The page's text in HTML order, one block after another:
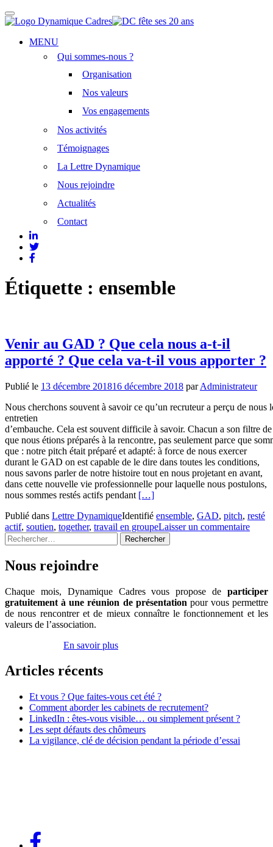
Afficher/masquer
la
Aller
MENU
Qui sommes-nous ?
Organisation
Nos valeurs
Vos engagements
Nos activités
Témoignages
La Lettre Dynamique
Nous rejoindre
Actualités
Contact
Étiquette : ensemble
Venir au GAD ? Que cela nous a-t-il
apporté ? Que cela va-t-il vous apporter ?
Publié le 13 décembre 201816 décembre 2018 parAdministrateur
Nous cherchons souvent à savoir ce qu’un recruteur a perçu de nous
entretien
d’embauche. Cela est souvent difficile à savoir. Chacun a son filtre
que nous étions préparés à la rencontre, pas seulement parce que
que : notre pitch était préparé et adapté: à force de nous exercer
durant le GAD on est capable de le dire dans toutes les conditions,
nous savons parler de notre histoire tout en nous projetant en avant,
dans cette nouvelle vie professionnelle pour laquelle nous postulons,
nous sommes restés actifs pendant En
plus
surVenir
au
nous
a-
t-
t-
il
vous
apporter
?
[…]
Publié dans Lettre DynamiqueIdentifié ensemble, GAD, pitch, resté
actif, soutien, together, travail en groupeLaisser un commentaire
Rechercher :
Nous rejoindre
Chaque mois, Dynamique Cadres vous propose de participer
gratuitement à une réunion de présentation pour vous permettre
de nous rencontrer et de mieux connaître le fonctionnement et les
valeurs de l’association.
En savoir plus
Articles récents
Et vous ? Que faites-vous cet été ?
Comment aborder les cabinets de recrutement?
LinkedIn : êtes-vous visible… ou simplement présent ?
Les sept défauts des chômeurs
La vigilance, clé de décision pendant la période d’essai
Lien